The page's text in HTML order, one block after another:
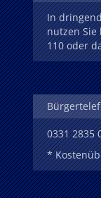
In
nutzen
110 oder
0331 2835
*